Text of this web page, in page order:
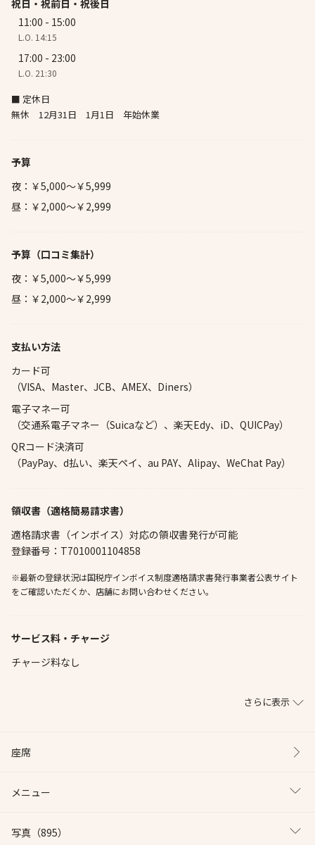
祝日・祝前日・祝後日
11:00 - 15:00
L.O. 14:15
17:00 - 23:00
L.O. 21:30
■ 定休日
無休 12月31日 1月1日 年始休業
予算
夜：￥5,000～￥5,999
昼：￥2,000～￥2,999
予算 （口コミ集計）
夜：￥5,000～￥5,999
昼：￥2,000～￥2,999
支払い方法
カード可
（VISA、Master、JCB、AMEX、Diners）
電子マネー可
（交通系電子マネー（Suicaなど）、楽天Edy、iD、QUICPay）
QRコード決済可
（PayPay、d払い、楽天ペイ、au PAY、Alipay、WeChat Pay）
領収書（適格簡易請求書）
適格請求書（インボイス）対応の領収書発行が可能
登録番号：T7010001104858
※最新の登録状況は国税庁インボイス制度適格請求書発行事業者公表サイト
をご確認いただくか、店舗にお問い合わせください。
サービス料・チャージ
チャージ料なし
さらに表示
座席
メニュー
写真 （895）